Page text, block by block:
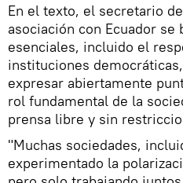
En el texto, el secretario
asociación con Ecuador se
esenciales, incluido el
instituciones
expresar abiertamente
rol fundamental de la
prensa libre y sin
"Muchas sociedades,
experimentado la